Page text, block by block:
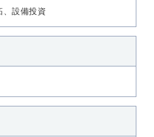
、設備投資